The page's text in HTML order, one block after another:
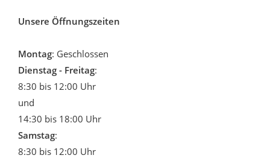
Unsere Öffnungszeiten
Montag: Geschlossen
Dienstag - Freitag:
8:30 bis 12:00 Uhr
und
14:30 bis 18:00 Uhr
Samstag:
8:30 bis 12:00 Uhr